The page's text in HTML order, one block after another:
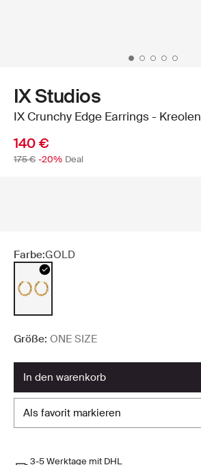
IX Studios
IX Crunchy Edge Earrings - Kreolen
140 €
175 € -20% Deal
Farbe:GOLD
Größe: ONE SIZE
in den warenkorb
als favorit markieren
3-5 Werktage mit DHL